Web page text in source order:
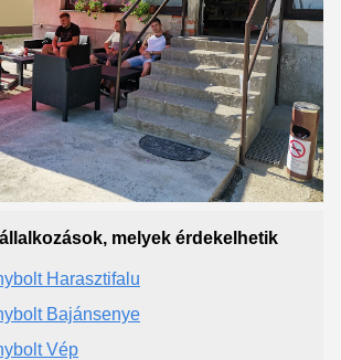
melyek érdekelhetik
Harasztifalu
Bajánsenye
Vép